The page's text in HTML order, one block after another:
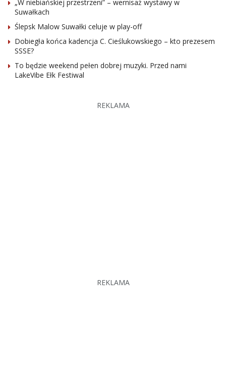
„W niebiańskiej przestrzeni” – wernisaż wystawy w
Suwałkach
Ślepsk Malow Suwałki celuje w play-off
Dobiegła końca kadencja C. Cieślukowskiego – kto prezesem
SSSE?
To będzie weekend pełen dobrej muzyki. Przed nami
LakeVibe Ełk Festiwal
REKLAMA
REKLAMA